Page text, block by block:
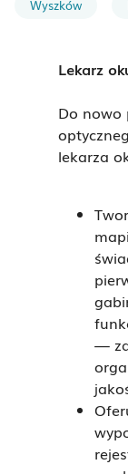
Wyszków
Lekarz
Do nowo
lekarza
—